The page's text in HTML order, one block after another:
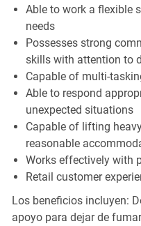
Able to work a flexible
needs
Possesses strong
skills with attention to
Capable of multi-
Able to respond
unexpected situations
Capable of lifting
reasonable
Works effectively with
Retail customer
Los beneficios incluyen:
apoyo para dejar de